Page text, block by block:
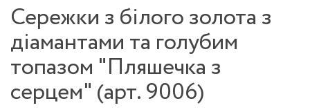
Сережки з білого золота з
діамантами та голубим
топазом "Пляшечка з
серцем" (арт. 9006)